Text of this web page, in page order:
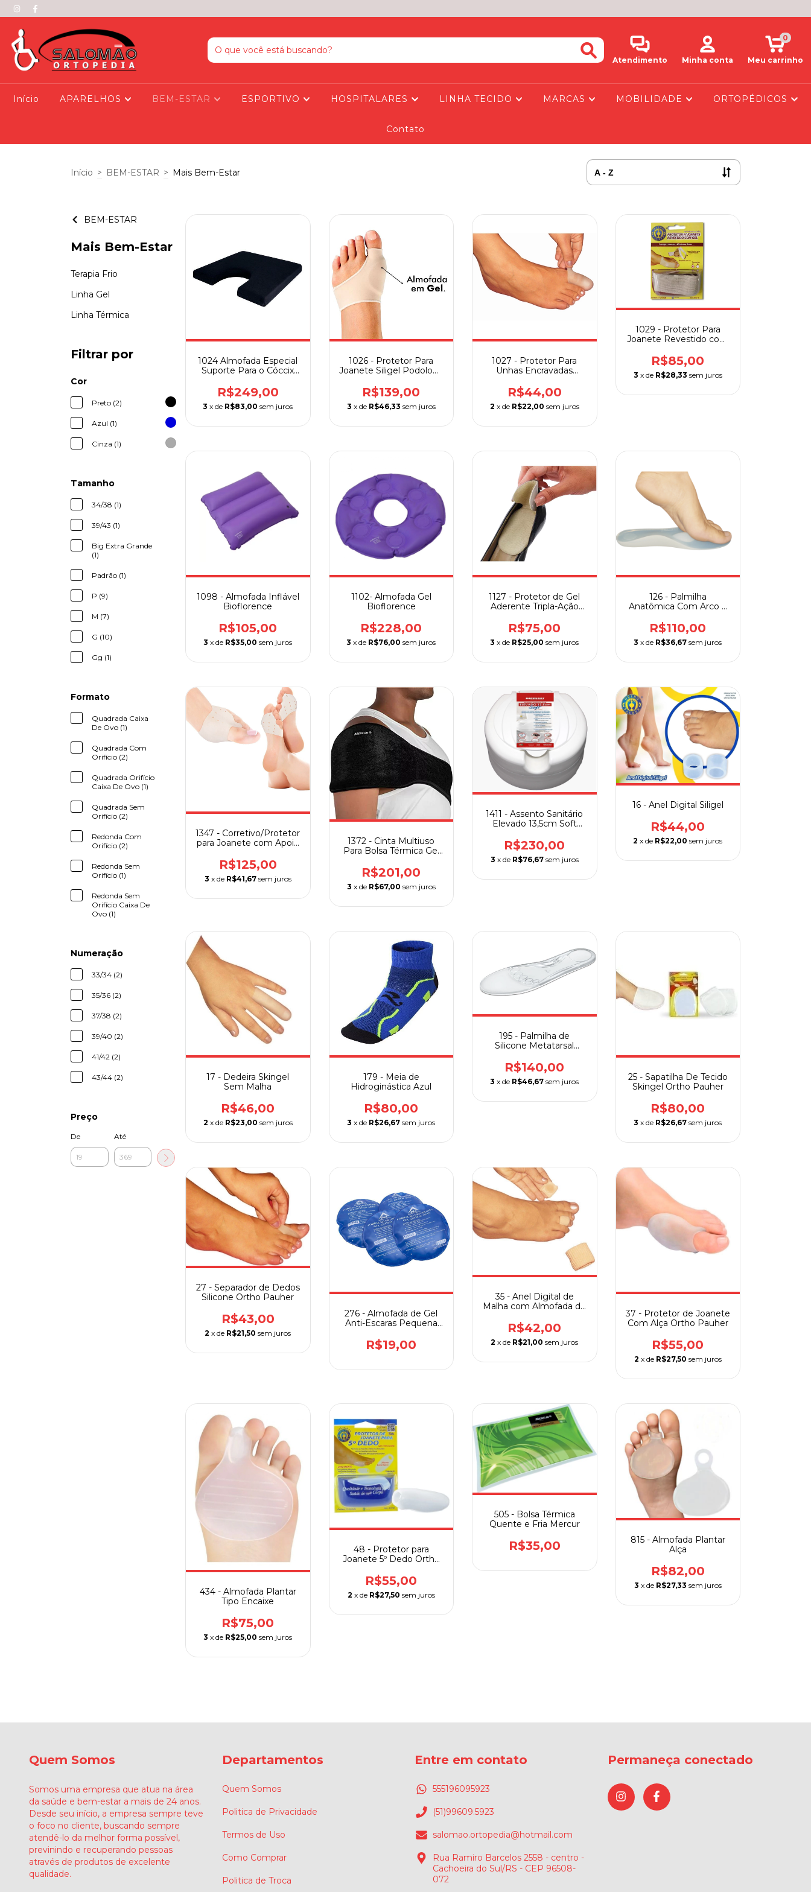
Atendimento Minha conta Meu carrinho
0
Início APARELHOS BEM-ESTAR ESPORTIVO HOSPITALARES LINHA TECIDO MARCAS MOBILIDADE ORTOPÉDICOS
Contato
Início > BEM-ESTAR > Mais Bem-Estar
BEM-ESTAR
Mais Bem-Estar
Terapia Frio
Linha Gel
Linha Térmica
Filtrar por
Cor
Preto (2)
Azul (1)
Cinza (1)
Tamanho
34/38 (1)
39/43 (1)
Big Extra Grande
(1)
Padrão (1)
P (9)
M (7)
G (10)
Gg (1)
Formato
Quadrada Caixa
De Ovo (1)
Quadrada Com
Orifício (2)
Quadrada Orifício
Caixa De Ovo (1)
Quadrada Sem
Orifício (2)
Redonda Com
Orifício (2)
Redonda Sem
Orifício (1)
Redonda Sem
Orifício Caixa De
Ovo (1)
Numeração
33/34 (2)
35/36 (2)
37/38 (2)
39/40 (2)
41/42 (2)
43/44 (2)
Preço
De Até
1024 Almofada Especial
Suporte Para o Cóccix
R$249,00
3 x de R$83,00 sem juros
1026 - Protetor Para
Joanete Siligel Podology
R$139,00
3 x de R$46,33 sem juros
1027 - Protetor Para
Unhas Encravadas
R$44,00
2 x de R$22,00 sem juros
1029 - Protetor Para
Joanete Revestido com
R$85,00
3 x de R$28,33 sem juros
1098 - Almofada Inflável
Bioflorence
R$105,00
3 x de R$35,00 sem juros
1102- Almofada Gel
Bioflorence
R$228,00
3 x de R$76,00 sem juros
1127 - Protetor de Gel
Aderente Tripla-Ação
Ortho Pauher
R$75,00
3 x de R$25,00 sem juros
126 - Palmilha
Anatômica Com Arco e
R$110,00
3 x de R$36,67 sem juros
1347 - Corretivo/Protetor
para Joanete com Apoio
R$125,00
3 x de R$41,67 sem juros
1372 - Cinta Multiuso
Para Bolsa Térmica Gel
Ombros
R$201,00
3 x de R$67,00 sem juros
1411 - Assento Sanitário
Elevado 13,5cm Soft
R$230,00
3 x de R$76,67 sem juros
16 - Anel Digital Siligel
R$44,00
2 x de R$22,00 sem juros
17 - Dedeira Skingel
Sem Malha
R$46,00
2 x de R$23,00 sem juros
179 - Meia de
Hidroginástica Azul
R$80,00
3 x de R$26,67 sem juros
195 - Palmilha de
Silicone Metatarsal
R$140,00
3 x de R$46,67 sem juros
25 - Sapatilha De Tecido
Skingel Ortho Pauher
R$80,00
3 x de R$26,67 sem juros
27 - Separador de Dedos
Silicone Ortho Pauher
R$43,00
2 x de R$21,50 sem juros
276 - Almofada de Gel
Anti-Escaras Pequena
R$19,00
35 - Anel Digital de
Malha com Almofada de
R$42,00
2 x de R$21,00 sem juros
37 - Protetor de Joanete
Com Alça Ortho Pauher
R$55,00
2 x de R$27,50 sem juros
434 - Almofada Plantar
Tipo Encaixe
R$75,00
3 x de R$25,00 sem juros
48 - Protetor para
Joanete 5º Dedo Ortho
R$55,00
2 x de R$27,50 sem juros
505 - Bolsa Térmica
Quente e Fria Mercur
R$35,00
815 - Almofada Plantar
Alça
R$82,00
3 x de R$27,33 sem juros
Quem Somos
Somos uma empresa que atua na área
da saúde e bem-estar a mais de 24 anos.
Desde seu início, a empresa sempre teve
o foco no cliente, buscando sempre
atendê-lo da melhor forma possível,
previnindo e recuperando pessoas
através de produtos de excelente
qualidade.
Departamentos
Quem Somos
Politica de Privacidade
Termos de Uso
Como Comprar
Politica de Troca
Entre em contato
555196095923
(51)99609.5923
salomao.ortopedia@hotmail.com
Rua Ramiro Barcelos 2558 - centro -
Cachoeira do Sul/RS - CEP 96508-
072
Permaneça conectado